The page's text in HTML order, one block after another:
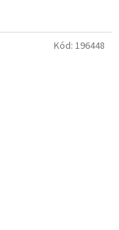
Kód: 196448